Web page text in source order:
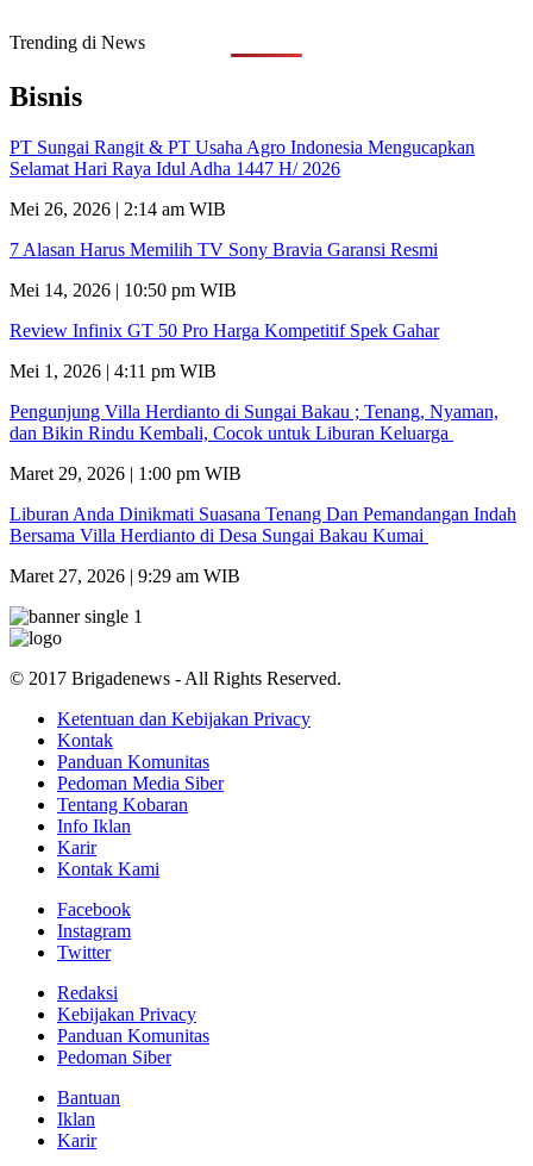
Trending di News
Bisnis
PT Sungai Rangit & PT Usaha Agro Indonesia Mengucapkan
Selamat Hari Raya Idul Adha 1447 H/ 2026
Mei 26, 2026 | 2:14 am WIB
7 Alasan Harus Memilih TV Sony Bravia Garansi Resmi
Mei 14, 2026 | 10:50 pm WIB
Review Infinix GT 50 Pro Harga Kompetitif Spek Gahar
Mei 1, 2026 | 4:11 pm WIB
Pengunjung Villa Herdianto di Sungai Bakau ; Tenang, Nyaman,
dan Bikin Rindu Kembali, Cocok untuk Liburan Keluarga
Maret 29, 2026 | 1:00 pm WIB
Liburan Anda Dinikmati Suasana Tenang Dan Pemandangan Indah
Bersama Villa Herdianto di Desa Sungai Bakau Kumai
Maret 27, 2026 | 9:29 am WIB
© 2017 Brigadenews - All Rights Reserved.
Ketentuan dan Kebijakan Privacy
Kontak
Panduan Komunitas
Pedoman Media Siber
Tentang Kobaran
Info Iklan
Karir
Kontak Kami
Facebook
Instagram
Twitter
Redaksi
Kebijakan Privacy
Panduan Komunitas
Pedoman Siber
Bantuan
Iklan
Karir